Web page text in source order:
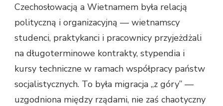
Czechosłowacją a Wietnamem była relacją
polityczną i organizacyjną — wietnamscy
studenci, praktykanci i pracownicy przyjeżdżali
na długoterminowe kontrakty, stypendia i
kursy techniczne w ramach współpracy państw
socjalistycznych. To była migracja „z góry” —
uzgodniona między rządami, nie zaś chaotyczny